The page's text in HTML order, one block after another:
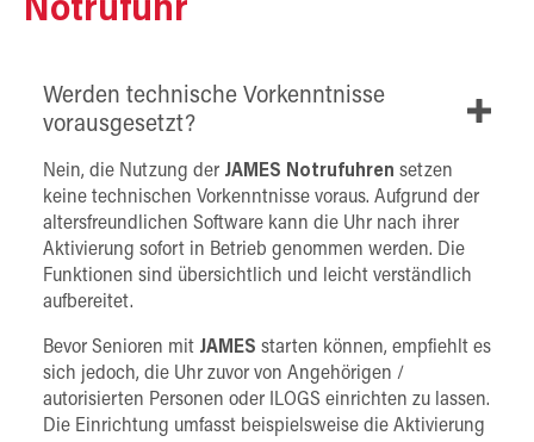
Notrufuhr
Werden technische Vorkenntnisse
vorausgesetzt?
Nein, die Nutzung der JAMES Notrufuhren setzen
keine technischen Vorkenntnisse voraus. Aufgrund der
altersfreundlichen Software kann die Uhr nach ihrer
Aktivierung sofort in Betrieb genommen werden. Die
Funktionen sind übersichtlich und leicht verständlich
aufbereitet.
Bevor Senioren mit JAMES starten können, empfiehlt es
sich jedoch, die Uhr zuvor von Angehörigen /
autorisierten Personen oder ILOGS einrichten zu lassen.
Die Einrichtung umfasst beispielsweise die Aktivierung